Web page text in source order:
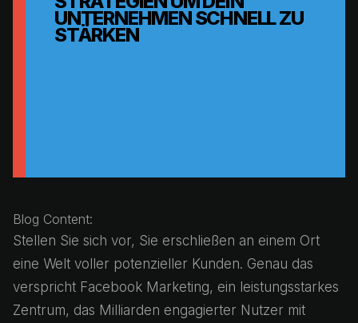
UNTERNEHMEN SCHNELL ZU
STÄRKEN
Blog Content:
Stellen Sie sich vor, Sie erschließen an einem Ort
eine Welt voller potenzieller Kunden. Genau das
verspricht Facebook Marketing, ein leistungsstarkes
Zentrum, das Milliarden engagierter Nutzer mit